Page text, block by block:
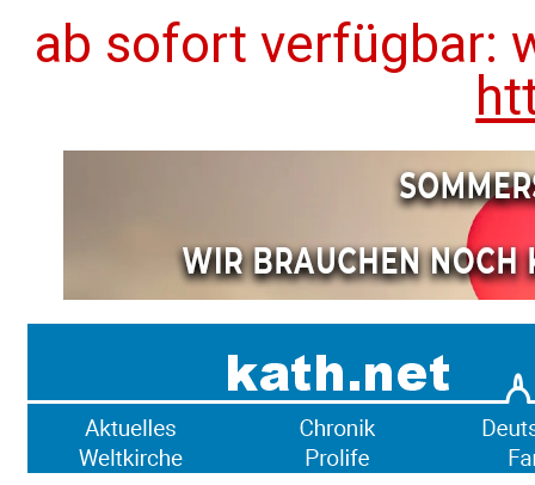
ab sofort verfügbar: